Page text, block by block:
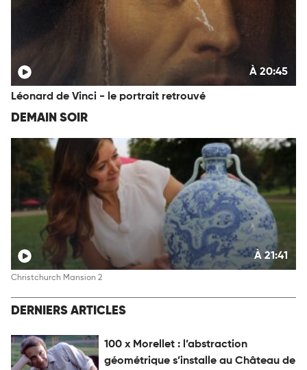
À 20:45
Léonard de Vinci - le portrait retrouvé
DEMAIN SOIR
À 21:41
Christchurch Mansion 2
DERNIERS ARTICLES
100 x Morellet : l’abstraction
géométrique s’installe au Château de